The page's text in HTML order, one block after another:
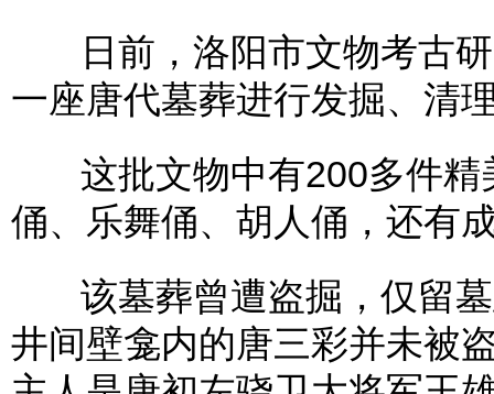
日前，洛阳市文物考古研
一座唐代墓葬进行发掘、清
这批文物中有200多件精
俑、乐舞俑、胡人俑，还有
该墓葬曾遭盗掘，仅留墓
井间壁龛内的唐三彩并未被